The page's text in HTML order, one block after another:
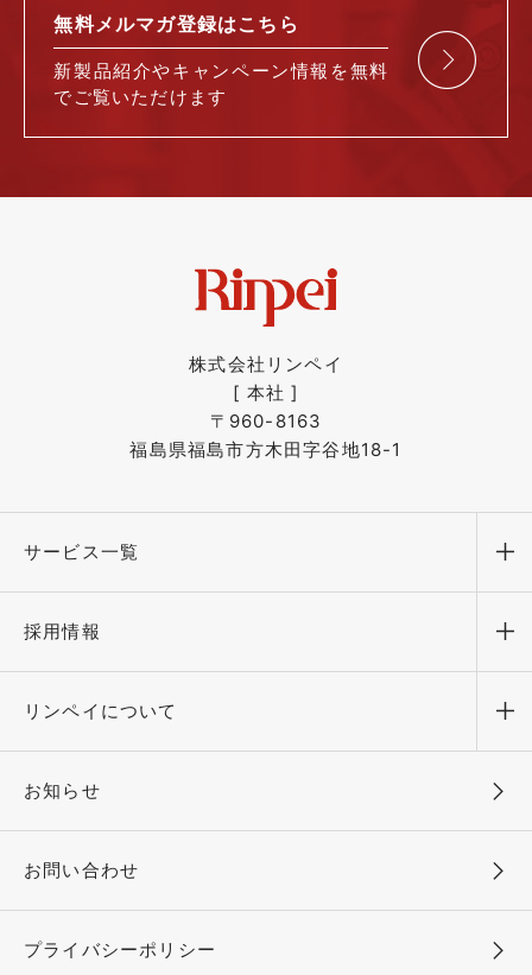
無料メルマガ登録はこちら
新製品紹介やキャンペーン情報を無料
で ご覧いただけます
株式会社リンペイ
[ 本社 ]
〒960-8163
福島県福島市方木田字谷地18-1
サービス一覧 メ
採用情報 メ
リンペイについて メ
お知らせ
お問い合わせ
プライバシーポリシー